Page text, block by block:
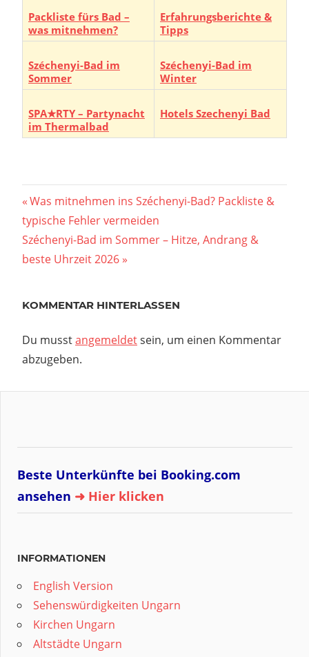
Packliste fürs Bad –
was mitnehmen?
Erfahrungsberichte &
Tipps
Széchenyi-Bad im
Sommer
Széchenyi-Bad im
Winter
SPA★RTY – Partynacht
im Thermalbad
Hotels Szechenyi Bad
Beitragsnavigation
Vorheriger
Beitrag:
Was mitnehmen ins Széchenyi-Bad? Packliste &
typische Fehler vermeiden
Nächster
Beitrag:
Széchenyi-Bad im Sommer – Hitze, Andrang &
beste Uhrzeit 2026
KOMMENTAR HINTERLASSEN
Du musstangemeldetsein, um einen Kommentar
abzugeben.
Beste Unterkünfte bei Booking.com
ansehen ➜ Hier klicken
INFORMATIONEN
English Version
Sehenswürdigkeiten Ungarn
Kirchen Ungarn
Altstädte Ungarn